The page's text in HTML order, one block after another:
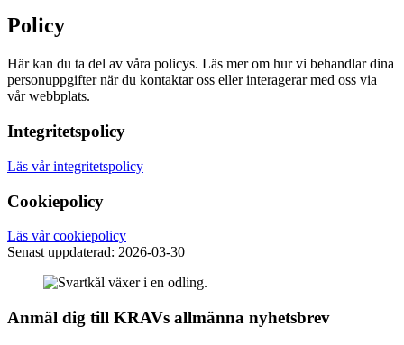
Policy
Här kan du ta del av våra policys. Läs mer om hur vi behandlar dina
personuppgifter när du kontaktar oss eller interagerar med oss via
vår webbplats.
Integritetspolicy
Läs vår integritetspolicy
Cookiepolicy
Läs vår cookiepolicy
Senast uppdaterad: 2026-03-30
Anmäl dig till KRAVs allmänna nyhetsbrev